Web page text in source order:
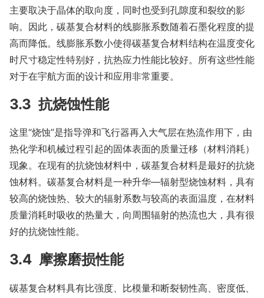
主要取决于晶体的取向度，同时也受到孔隙度和裂纹的影
响。因此，碳基复合材料的线膨胀系数随着石墨化程度的提
高而降低。线膨胀系数小使得碳基复合材料结构在温度变化
时尺寸稳定性特别好，抗热应力性能比较好。所有这些性能
对于在宇航方面的设计和应用非常重要。
3.3 抗烧蚀性能
这里“烧蚀”是指导弹和飞行器再入大气层在热流作用下，由
热化学和机械过程引起的固体表面的质量迁移（材料消耗）
现象。在现有的抗烧蚀材料中，碳基复合材料是最好的抗烧
蚀材料。碳基复合材料是一种升华—辐射型烧蚀材料，具有
较高的烧蚀热、较大的辐射系数与较高的表面温度，在材料
质量消耗时吸收的热量大，向周围辐射的热流也大，具有很
好的抗烧蚀性能。
3.4 摩擦磨损性能
碳基复合材料具有比强度、比模量和断裂韧性高、密度低、